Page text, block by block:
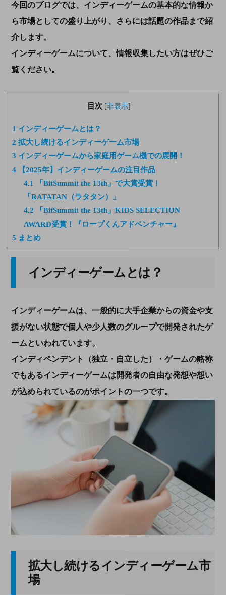
今回のブログでは、インディーゲームの基本的な情報か
ら市場としての盛り上がり、さらには話題の作品まで紹
介します。
インディーゲームについて、情報収集したい方はぜひご
覧ください。
目次 [非表示]
1 インディーゲームとは？
2 拡大し続けるインディーゲーム市場
3 インディーゲームから家庭用ゲーム機での展開！
4 【2025年】インディーゲームの注目作品
4.1
「BitSummit the 13th」で大賞受賞！
「RATATAN（ラタタン）」
4.2 「BitSummit the 13th」KIDS SELECTION
AWARD受賞！『ロープくんアドベンチャー』
5 まとめ
インディーゲームとは？
インディーゲームは、一般的に大手企業からの資金や支
援がない状態で個人や少人数のグループで開発されたゲ
ームといわれています。
インディペンデント（独立・自立した）・ゲームの略称
でもあるインディーゲームは開発者の自由な発想や想い
が込められているのがポイントの一つです。
拡大し続けるインディーゲーム市
場